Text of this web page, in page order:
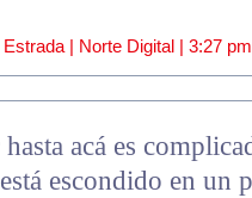
| Norte Digital | 3:27 pm
acá es
escondido en un